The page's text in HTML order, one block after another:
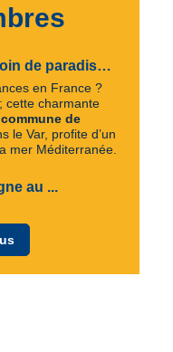
de paradis…
en France ?
cette charmante
de
le Var, profite d’un
mer Méditerranée.
au ...